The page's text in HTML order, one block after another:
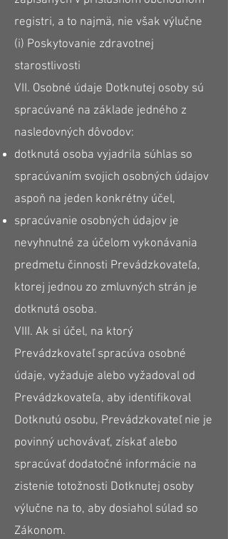
registri, a to najmä, nie však výlučne
(i) Poskytovanie zdravotnej
starostlivosti
VII. Osobné údaje Dotknutej osoby sú
spracúvané na základe jedného z
nasledovných dôvodov:
dotknutá osoba vyjadrila súhlas so
spracúvaním svojich osobných údajov
aspoň na jeden konkrétny účel,
spracúvanie osobných údajov je
nevyhnutné za účelom vykonávania
predmetu činnosti Prevádzkovateľa,
ktorej jednou zo zmluvných strán je
dotknutá osoba.
VIII. Ak si účel, na ktorý
Prevádzkovateľ spracúva osobné
údaje, vyžaduje alebo vyžadoval od
Prevádzkovateľa, aby identifikoval
Dotknutú osobu, Prevádzkovateľ nie je
povinný uchovávať, získať alebo
spracúvať dodatočné informácie na
zistenie totožnosti Dotknutej osoby
výlučne na to, aby dosiahol súlad so
Zákonom.